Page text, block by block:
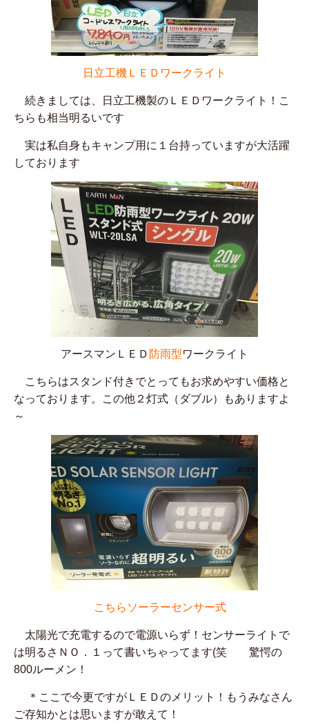
日立工機ＬＥＤワークライト
続きましては、日立工機製のＬＥＤワークライト！こ
ちらも相当明るいです
実は私自身もキャンプ用に１台持っていますが大活躍
しております
アースマンＬＥＤ 防雨型ワークライト
こちらはスタンド付きでとってもお求めやすい価格と
なっております。この他２灯式（ダブル）もありますよ
～
こちらソーラーセンサー式
太陽光で充電するので電源いらず！センサーライトで
は明るさＮＯ．１って書いちゃってます(笑 驚愕の
800ルーメン！
＊ここで今更ですがＬＥＤのメリット！もうみなさん
ご存知かとは思いますが敢えて！